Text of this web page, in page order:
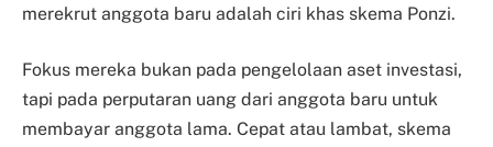
merekrut anggota baru adalah ciri khas skema Ponzi.
Fokus mereka bukan pada pengelolaan aset investasi,
tapi pada perputaran uang dari anggota baru untuk
membayar anggota lama. Cepat atau lambat, skema